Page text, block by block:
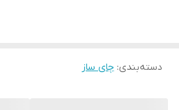
💢دارای سر اضافی برای کتری
دسته‌بندی: چای ساز